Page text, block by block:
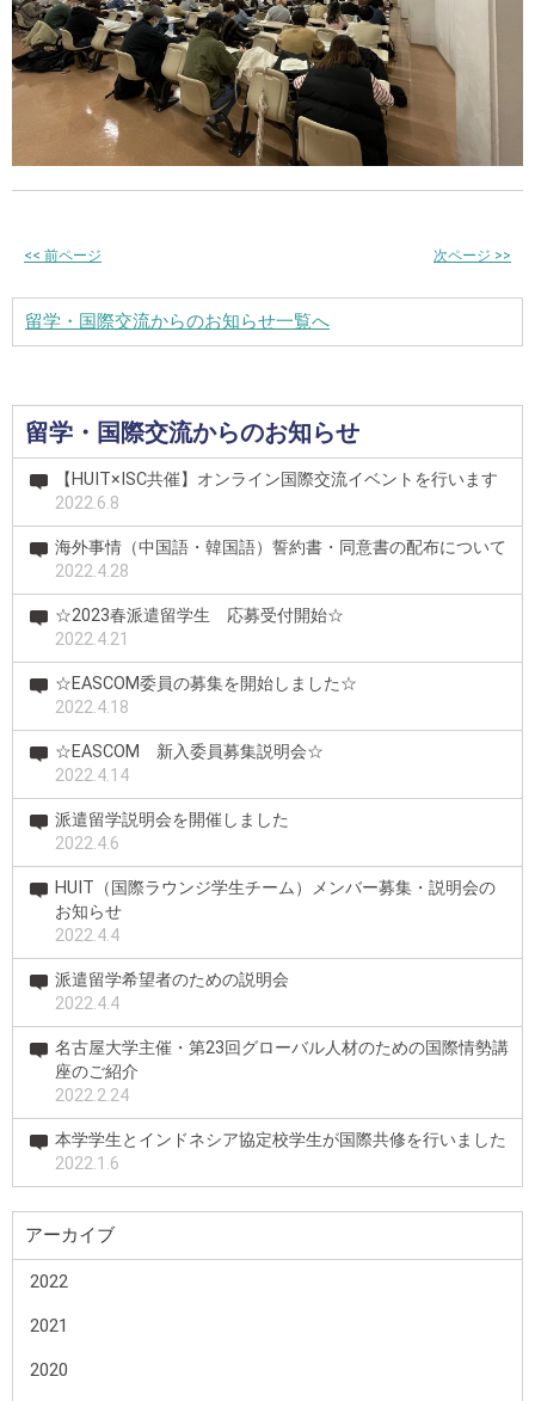
<< 前ページ 次ページ >>
留学・国際交流からのお知らせ一覧へ
留学・国際交流からのお知らせ
【HUIT×ISC共催】オンライン国際交流イベントを行います
2022.6.8
海外事情（中国語・韓国語）誓約書・同意書の配布について
2022.4.28
☆2023春派遣留学生 応募受付開始☆
2022.4.21
☆EASCOM委員の募集を開始しました☆
2022.4.18
☆EASCOM 新入委員募集説明会☆
2022.4.14
派遣留学説明会を開催しました
2022.4.6
HUIT（国際ラウンジ学生チーム）メンバー募集・説明会の
お知らせ
2022.4.4
派遣留学希望者のための説明会
2022.4.4
名古屋大学主催・第23回グローバル人材のための国際情勢講
座のご紹介
2022.2.24
本学学生とインドネシア協定校学生が国際共修を行いました
2022.1.6
アーカイブ
2022
2021
2020